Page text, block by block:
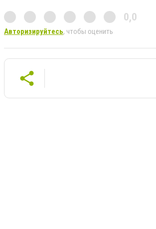
0,0
Авторизируйтесь, чтобы оценить